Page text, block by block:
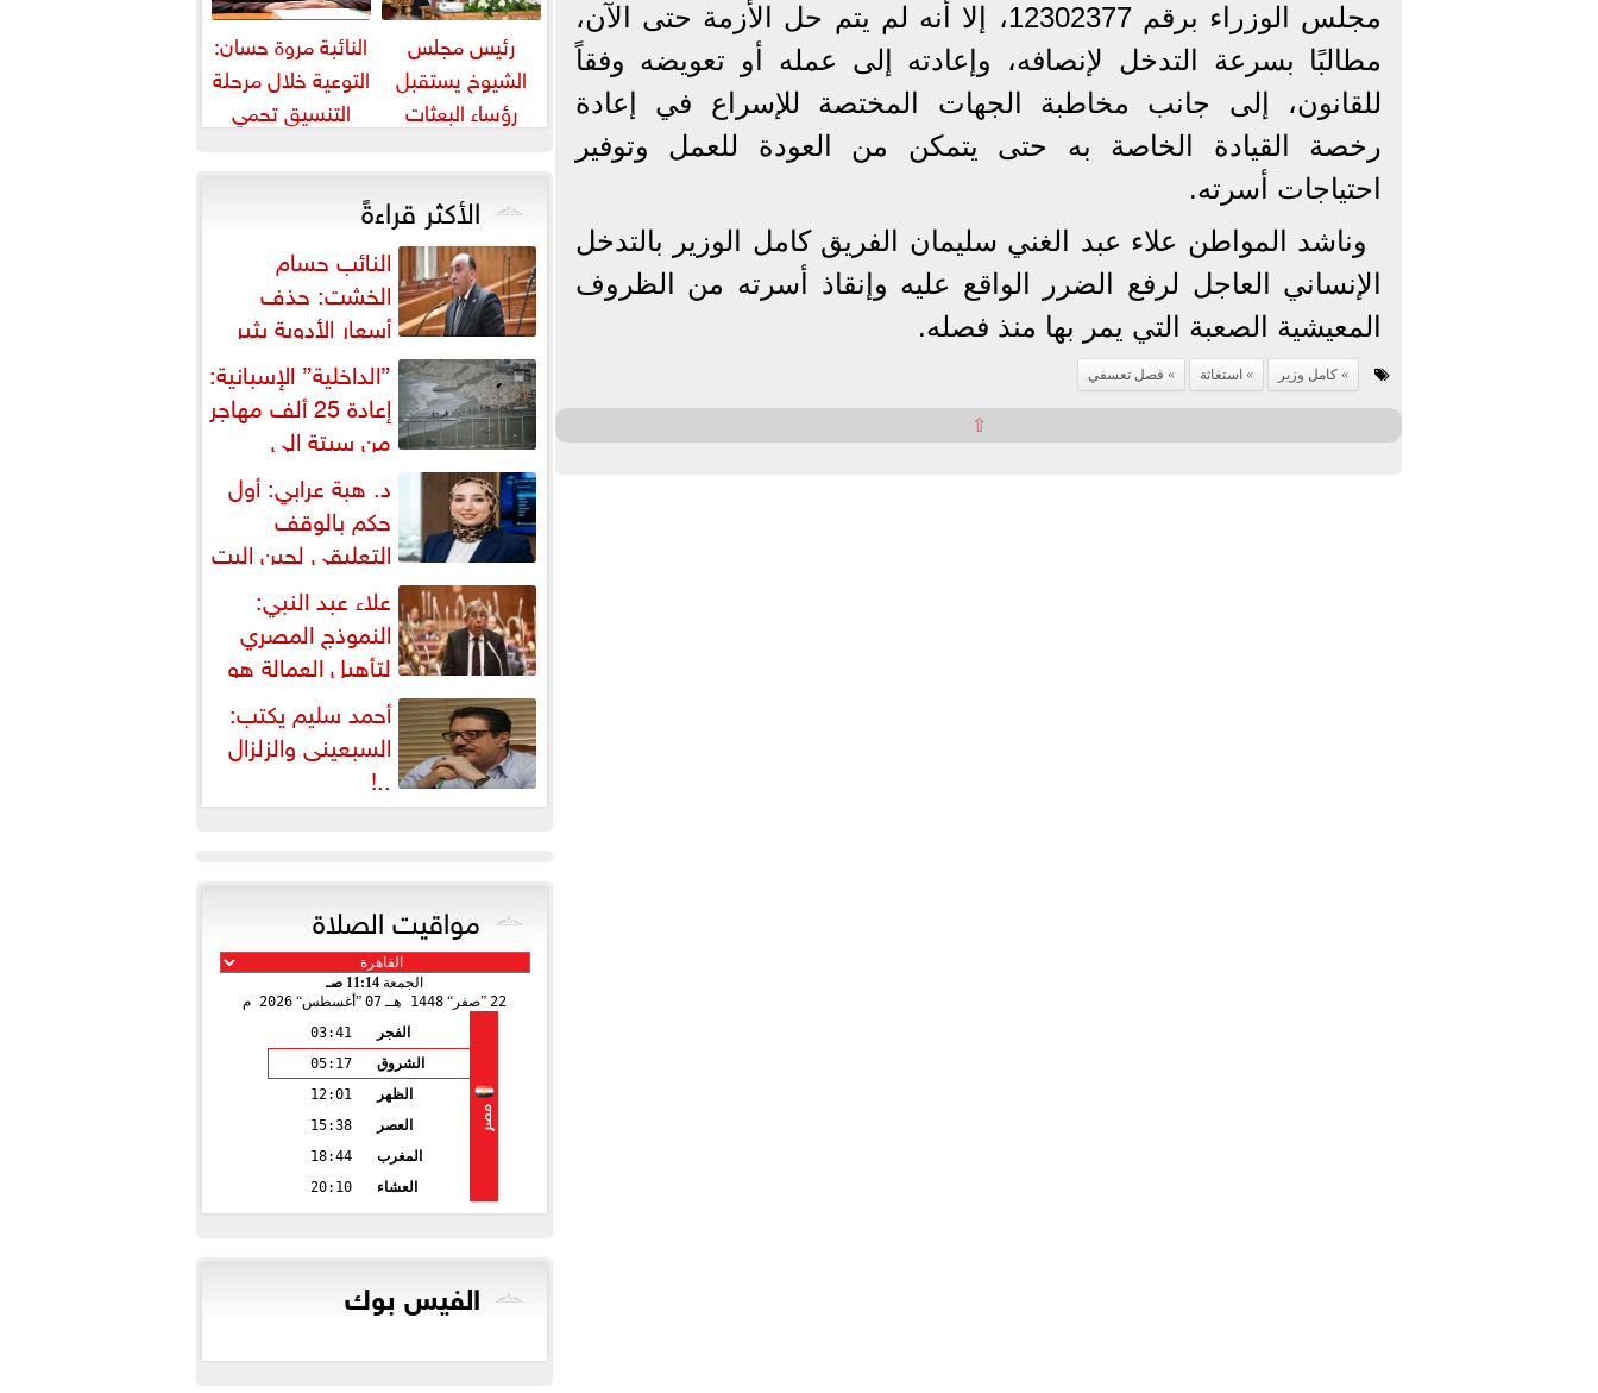
مجلس الوزراء برقم 12302377، إلا أنه لم يتم حل الأزمة حتى الآن،
مطالبًا بسرعة التدخل لإنصافه، وإعادته إلى عمله أو تعويضه وفقاً
للقانون، إلى جانب مخاطبة الجهات المختصة للإسراع في إعادة
رخصة القيادة الخاصة به حتى يتمكن من العودة للعمل وتوفير
احتياجات أسرته.
وناشد المواطن علاء عبد الغني سليمان الفريق كامل الوزير بالتدخل
الإنساني العاجل لرفع الضرر الواقع عليه وإنقاذ أسرته من الظروف
المعيشية الصعبة التي يمر بها منذ فصله.
كامل وزير استغاثة فصل تعسفي
⇧
رئيس مجلس
الشيوخ يستقبل
رؤساء البعثات
المصرية بالخارج
النائبة مروة حسان:
التوعية خلال مرحلة
التنسيق تحمي
الأكاديمي
الأكثر قراءةً
النائب حسام
الخشت: حذف
أسعار الأدوية يثير
إشكالية دستورية ويهدد حق
المواطن...
”الداخلية” الإسبانية:
إعادة 25 ألف مهاجر
من سبتة إلى
المغرب... وارتفاع حصيلة...
د. هبة عرابي: أول
حكم بالوقف
التعليقي لحين البت
في الطعن على... علاء عبد النبي:
النموذج المصري
لتأهيل العمالة هو
البديل العملي والأمثل لأزمات...
أحمد سليم يكتب:
السبعينى والزلزال
..!
مواقيت الصلاة
الجمعة 11:14 صـ
22 صفر 1448 هـ 07 أغسطس 2026 م
مصر
الفجر
03:41
الشروق
05:17
الظهر
12:01
العصر
15:38
المغرب
18:44
العشاء
20:10
الفيس بوك